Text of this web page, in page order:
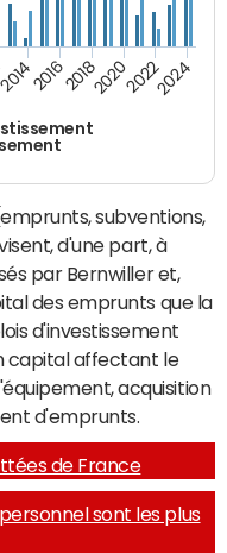
20162018202020222024
subventions,
d'une part, à
par Bernwiller et,
des emprunts que la
d'investissement
capital affectant le
acquisition
d'emprunts.
de France
sont les plus